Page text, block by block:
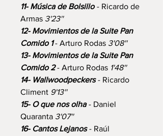
11- Música de Bolsillo- Ricardo de
Armas 3'23''
12- Movimientos de la Suite Pan
Comido 1- Arturo Rodas 3'08''
13- Movimientos de la Suite Pan
Comido 2- Arturo Rodas 1'48''
14- Wallwoodpeckers- Ricardo
Climent 9'13''
15- O que nos olha- Daniel
Quaranta 3'07''
16- Cantos Lejanos- Raúl